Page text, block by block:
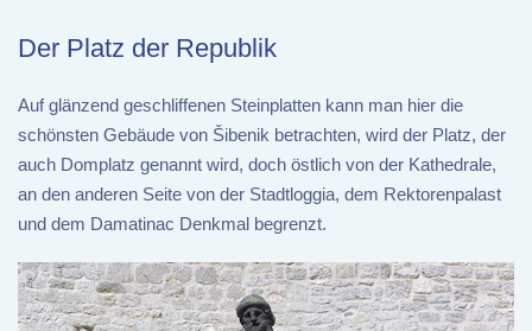
Der Platz der Republik
Auf glänzend geschliffenen Steinplatten kann man hier die
schönsten Gebäude von Šibenik betrachten, wird der Platz, der
auch Domplatz genannt wird, doch östlich von der Kathedrale,
an den anderen Seite von der Stadtloggia, dem Rektorenpalast
und dem Damatinac Denkmal begrenzt.